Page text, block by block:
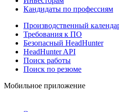
Кандидаты по профессиям
Производственный
Требования к ПО
Безопасный HeadHunter
HeadHunter API
Поиск работы
Поиск по резюме
Мобильное приложение